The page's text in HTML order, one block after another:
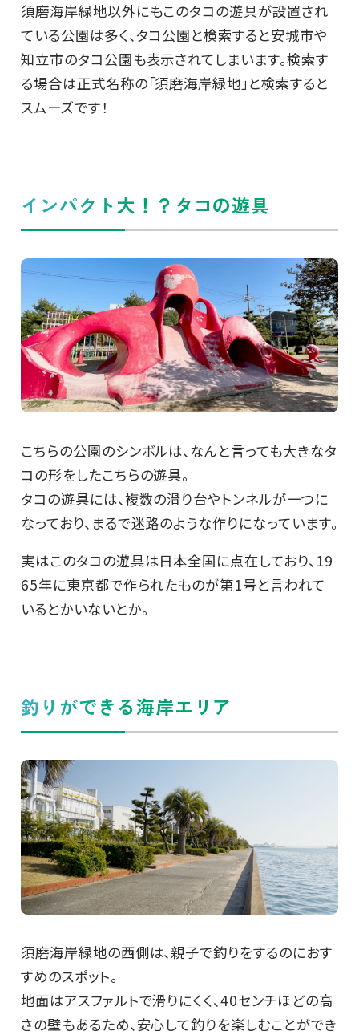
須磨海岸緑地以外にもこのタコの遊具が設置され
ている公園は多く、タコ公園と検索すると安城市や
知立市のタコ公園も表示されてしまいます。検索す
る場合は正式名称の「須磨海岸緑地」と検索すると
スムーズです！
インパクト大！？タコの遊具
こちらの公園のシンボルは、なんと言っても大きなタ
コの形をしたこちらの遊具。
タコの遊具には、複数の滑り台やトンネルが一つに
なっており、まるで迷路のような作りになっています。
実はこのタコの遊具は日本全国に点在しており、19
65年に東京都で作られたものが第1号と言われて
いるとかいないとか。
釣りができる海岸エリア
須磨海岸緑地の西側は、親子で釣りをするのにおす
すめのスポット。
地面はアスファルトで滑りにくく、40センチほどの高
さの壁もあるため、安心して釣りを楽しむことができ